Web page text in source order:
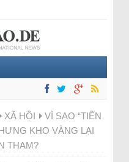
XÃ HỘI
VÌ SAO “TIỀN
KHO VÀNG LẠI
THAM?